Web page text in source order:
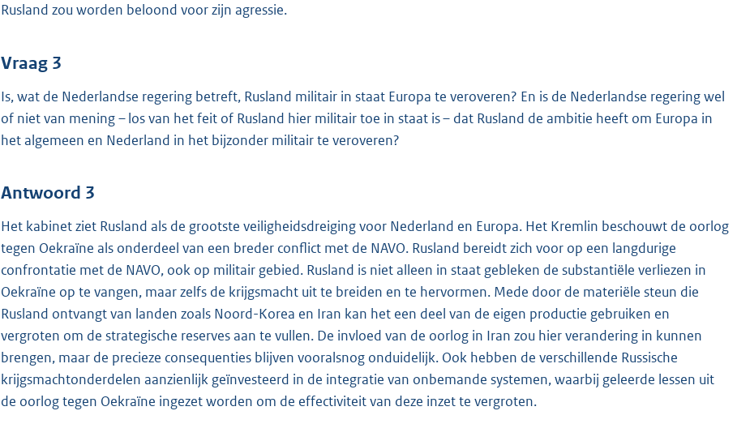
Rusland zou worden beloond voor zijn agressie.
Vraag 3
Is, wat de Nederlandse regering betreft, Rusland militair in staat Europa te veroveren? En is de Nederlandse regering wel
of niet van mening – los van het feit of Rusland hier militair toe in staat is – dat Rusland de ambitie heeft om Europa in
het algemeen en Nederland in het bijzonder militair te veroveren?
Antwoord 3
Het kabinet ziet Rusland als de grootste veiligheidsdreiging voor Nederland en Europa. Het Kremlin beschouwt de oorlog
tegen Oekraïne als onderdeel van een breder conflict met de NAVO. Rusland bereidt zich voor op een langdurige
confrontatie met de NAVO, ook op militair gebied. Rusland is niet alleen in staat gebleken de substantiële verliezen in
Oekraïne op te vangen, maar zelfs de krijgsmacht uit te breiden en te hervormen. Mede door de materiële steun die
Rusland ontvangt van landen zoals Noord-Korea en Iran kan het een deel van de eigen productie gebruiken en
vergroten om de strategische reserves aan te vullen. De invloed van de oorlog in Iran zou hier verandering in kunnen
brengen, maar de precieze consequenties blijven vooralsnog onduidelijk. Ook hebben de verschillende Russische
krijgsmachtonderdelen aanzienlijk geïnvesteerd in de integratie van onbemande systemen, waarbij geleerde lessen uit
de oorlog tegen Oekraïne ingezet worden om de effectiviteit van deze inzet te vergroten.